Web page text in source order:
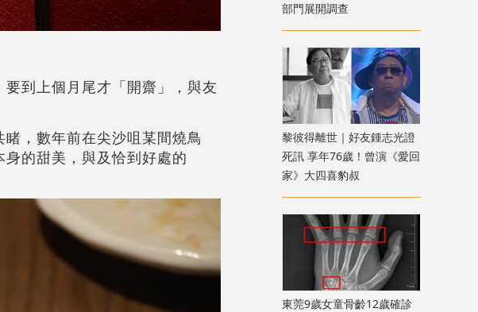
到上個月尾才「開齋」，與友
，數年前在尖沙咀某間燒鳥
的甜美，與及恰到好處的
部門展開調查
黎彼得離世｜好友鍾志光證
死訊 享年76歲！曾演《愛回
家》大四喜豹叔
東莞9歲女童骨齡12歲確診